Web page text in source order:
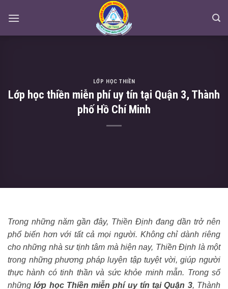
LỚP HỌC THIỀN
Lớp học thiền miễn phí uy tín tại Quận 3, Thành
phố Hồ Chí Minh
Trong những năm gần đây, Thiền Định đang dần trở nên
phổ biến hơn với tất cả mọi người. Không chỉ dành riêng
cho những nhà sư tịnh tâm mà hiện nay, Thiền Định là một
trong những phương pháp luyện tập tuyệt vời, giúp người
thực hành có tinh thần và sức khỏe minh mẫn. Trong số
những lớp học Thiền miễn phí uy tín tại Quận 3, Thành